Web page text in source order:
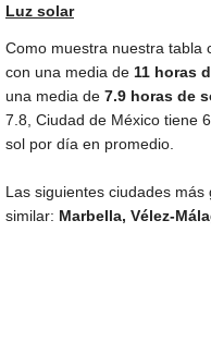
Luz solar
Como muestra nuestra tabla
con una media de 11 horas
una media de 7.9 horas de
7.8, Ciudad de México tiene
sol por día en promedio.
Las siguientes ciudades
similar: Marbella, Vélez-